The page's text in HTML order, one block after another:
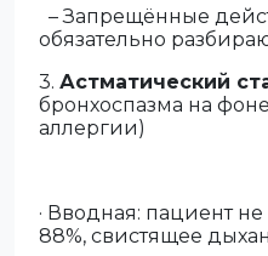
– Запрещённые
обязательно
3. Астматический
бронхоспазма на
аллергии)
· Вводная: пациент
88%, свистящее